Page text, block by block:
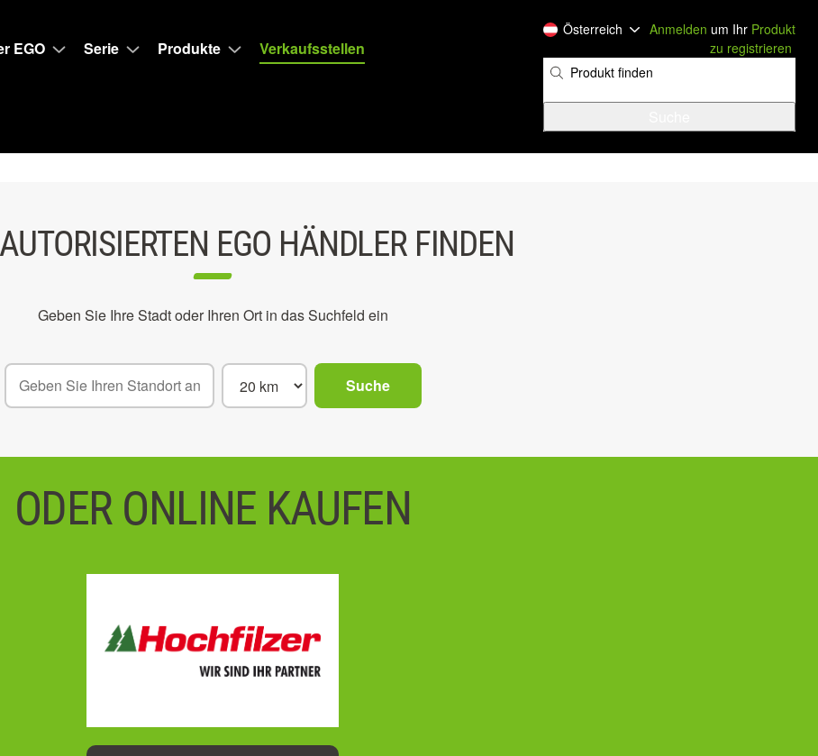
EGO
Serie Produkte Verkaufsstellen
Österreich Anmelden um Ihr Produkt
zu registrieren
EGO HÄNDLER FINDEN
Geben Sie Ihre Stadt oder Ihren Ort in das Suchfeld ein
ODER ONLINE KAUFEN